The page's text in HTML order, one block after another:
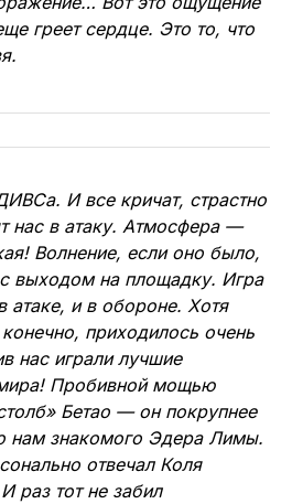
греет сердце. Это то, что
И все кричат, страстно
нас в атаку. Атмосфера —
Волнение, если оно было,
с выходом на площадку. Игра
атаке, и в обороне. Хотя
приходилось очень
нас играли лучшие
Пробивной мощью
Бетао — он покрупнее
нам знакомого Эдера Лимы.
отвечал Коля
раз тот не забил